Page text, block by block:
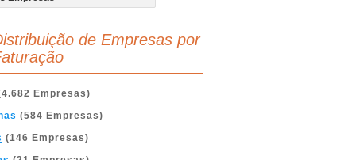
de Empresas por
Empresas)
(584 Empresas)
(146 Empresas)